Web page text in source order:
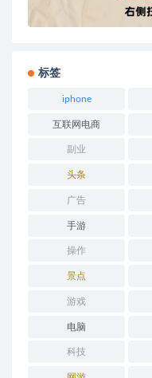
标签
iphone
互联网电商
副业
头条
广告
手游
操作
景点
游戏
电脑
科技